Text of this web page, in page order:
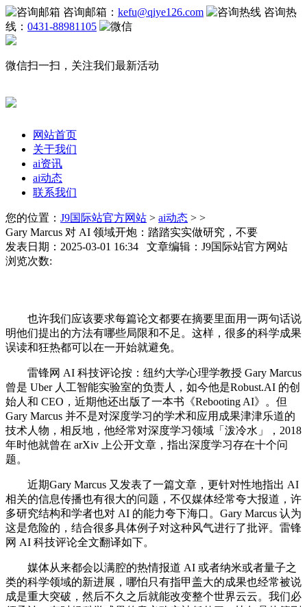
咨询邮箱： kefu@qiye126.com
咨询热
线： 0431-88981105
微信扫一扫，关注我们最新活动
网站首页
关于我们
ai资讯
ai动态
联系我们
您的位置： J9国际站官方网站 > ai动态 > >
Gary Marcus 对 AI 领域开炮：踏踏实实做研究，不要
发表日期：2025-03-01 16:34 文章编辑：J9国际站官方网站
浏览次数:
也许我们应该要求每篇论文都要在摘要里面用一两句话说
明他们提出的方法有哪些局限和不足。这样，很多的科学成果
误读和狂热都可以在一开始就避免。
雷锋网 AI 科技评论按：纽约大学心理学教授 Gary Marcus
曾是 Uber 人工智能实验室的负责人，如今他是Robust.AI 的创
始人和 CEO，近期他还出版了一本书《Rebooting AI》。但
Gary Marcus 并不是对深度学习的学术和应用成果津津乐道的
技术人物，相反地，他经常对深度学习领域「泼冷水」，2018
年时他就曾在 arXiv 上公开文章，指出深度学习存在十个问
题。
近期Gary Marcus 又发表了一篇文章，更针对性地指出 AI
相关的信息传播也有很大的问题，不仅媒体经常夸大报道，许
多研究结构和学者也对 AI 的能力夸下海口。Gary Marcus 认为
这是危险的，结合很多具体例子对这种风气进行了批评。雷锋
网 AI 科技评论全文翻译如下。
媒体从来都会以满腔的热情报道 AI 或者纳米或者量子之
类的科学领域的新进展，哪怕只有指甲盖大的成果也经常被说
成是重大突破，然后不久之后就能改变整个世界云云。我们必